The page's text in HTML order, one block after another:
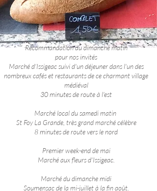
Recommandation du dimanche matin
pour nos invités
Marché d'Issigeac suivi d'un déjeuner dans l'un des
nombreux cafés et restaurants de ce charmant village
médiéval
30 minutes de route à l'est
Marché local du samedi matin
St Foy La Grande, très grand marché célèbre
8 minutes de route vers le nord
Premier week-end de mai
Marché aux fleurs d'Issigeac.
Marché du dimanche midi
Soumensac de la mi-juillet à la fin août.